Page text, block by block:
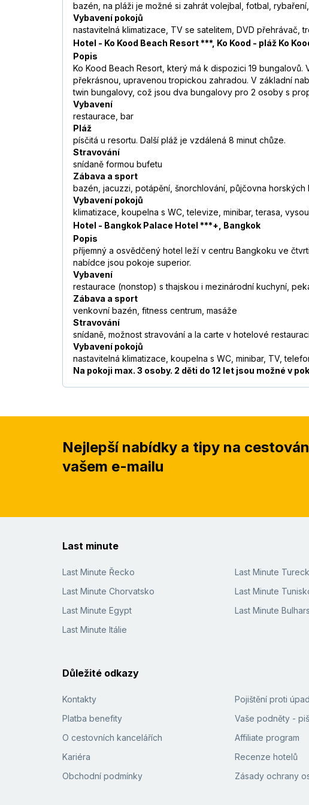
bazén, na pláži je možné si zahrát volejbal, fotbal,
Vybavení pokojů
nastavitelná klimatizace, TV se satelitem, DVD přehrávač,
Hotel - Ko Kood Beach Resort ***, Ko Kood - pláž Ko
Popis
Ko Kood Beach Resort, který má k dispozici 19
překrásnou, upravenou tropickou zahradou. V základní
twin bungalovy, což jsou dva bungalovy pro 2 osoby s
Vybavení
restaurace, bar
Pláž
písčitá u resortu. Další pláž je vzdálená 8 minut chůze.
Stravování
snídaně formou bufetu
Zábava a sport
bazén, jacuzzi, potápění, šnorchlování, půjčovna
Vybavení pokojů
klimatizace, koupelna s WC, televize, minibar, terasa,
Hotel - Bangkok Palace Hotel ***+, Bangkok
Popis
příjemný a osvědčený hotel leží v centru Bangkoku ve
nabídce jsou pokoje superior.
Vybavení
restaurace (nonstop) s thajskou i mezinárodní kuchyní,
Zábava a sport
venkovní bazén, fitness centrum, masáže
Stravování
snídaně, možnost stravování a la carte v hotelové restauraci
Vybavení pokojů
nastavitelná klimatizace, koupelna s WC, minibar, TV,
Na pokoji max. 3 osoby. 2 děti do 12 let jsou možné v
Nejlepší nabídky a tipy na
vašem e-mailu
Last minute
Last Minute Řecko
Last Minute Chorvatsko
Last Minute Egypt
Last Minute Itálie
Last Minute
Last Minute
Last Minute
Důležité odkazy
Kontakty
Platba benefity
O cestovních kancelářích
Kariéra
Obchodní podmínky
Pojištění proti
Vaše podněty -
Affiliate program
Recenze hotelů
Zásady ochrany